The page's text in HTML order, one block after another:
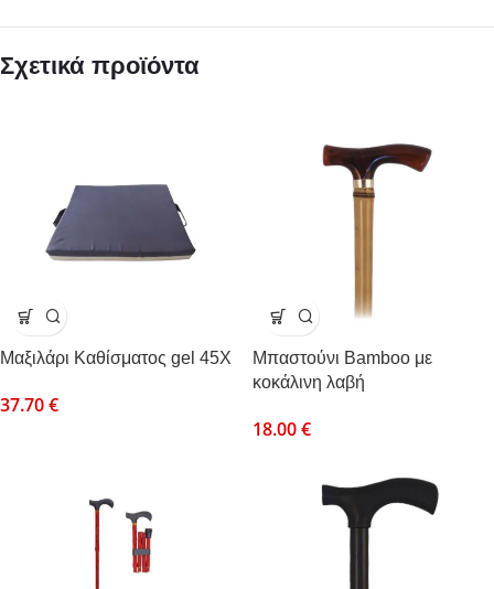
Σχετικά προϊόντα
Mαξιλάρι Καθίσματος gel 45Χ
37.70€
Μπαστούνι Bamboo με
κοκάλινη λαβή
18.00€